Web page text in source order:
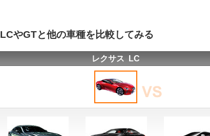
LCやGTと他の車種を比較してみる
レクサス LC